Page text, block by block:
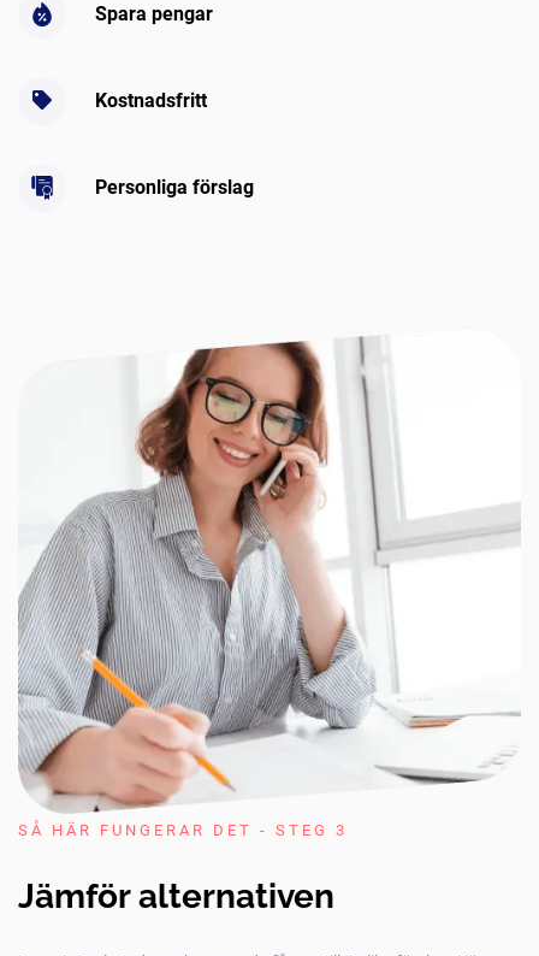
Spara pengar
Kostnadsfritt
Personliga förslag
SÅ HÄR FUNGERAR DET - STEG 3
Jämför alternativen